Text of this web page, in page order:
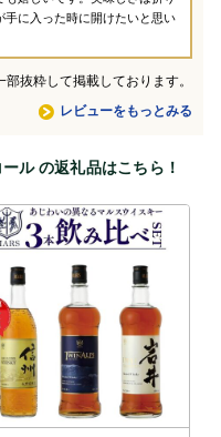
レビューをもっとみる
に入った時に開けたいと思い
抜粋して掲載しております。
ル の返礼品はこちら！